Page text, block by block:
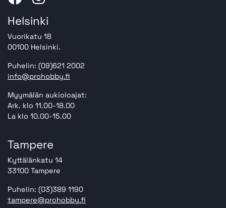
Helsinki
Vuorikatu 18
00100 Helsinki.
Puhelin: (09)621 2002
info@prohobby.fi
Myymälän aukioloajat:
Ark. klo 11.00-18.00
La klo 10.00-15.00
Tampere
Kyttälänkatu 14
33100 Tampere
Puhelin: (03)389 1190
tampere@prohobby.fi